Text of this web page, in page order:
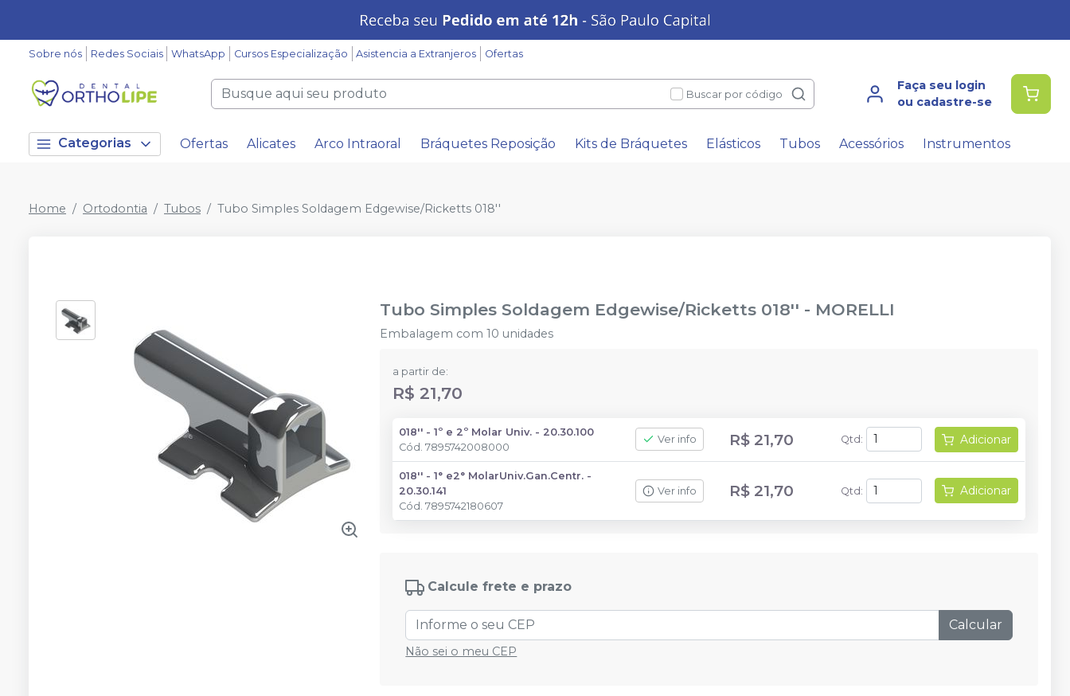
Sobre nós Redes Sociais WhatsApp Cursos Especialização Asistencia a Extranjeros Ofertas
Buscar por código
Faça seu login
ou cadastre-se
Categorias Ofertas Alicates Arco Intraoral Bráquetes Reposição Kits de Bráquetes Elásticos Tubos Acessórios Instrumentos
Home Ortodontia Tubos Tubo Simples Soldagem Edgewise/Ricketts 018''
Tubo Simples Soldagem Edgewise/Ricketts 018'' - MORELLI
Embalagem com 10 unidades
a partir de:
R$ 21,70
018'' - 1º e 2º Molar Univ. - 20.30.100
Cód.7895742008000
Ver info R$ 21,70 Qtd : Adicionar
018'' - 1° e2° MolarUniv.Gan.Centr. -
20.30.141
Cód.7895742180607
Ver info R$ 21,70 Qtd : Adicionar
Calcule frete e prazo
Calcular
Não sei o meu CEP